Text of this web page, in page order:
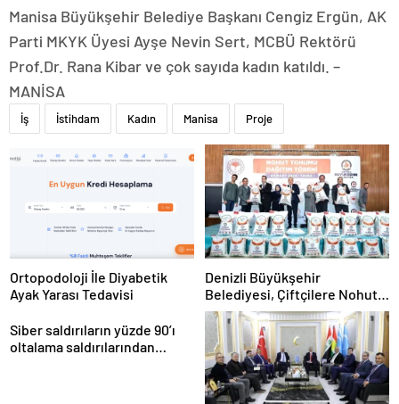
Manisa Büyükşehir Belediye Başkanı Cengiz Ergün, AK
Parti MKYK Üyesi Ayşe Nevin Sert, MCBÜ Rektörü
Prof.Dr. Rana Kibar ve çok sayıda kadın katıldı. –
MANİSA
İş İstihdam Kadın Manisa Proje
Ortopodoloji İle Diyabetik
Ayak Yarası Tedavisi
Denizli Büyükşehir
Belediyesi, Çiftçilere Nohut
Tohumu Desteği Veriyor
Siber saldırıların yüzde 90’ı
oltalama saldırılarından